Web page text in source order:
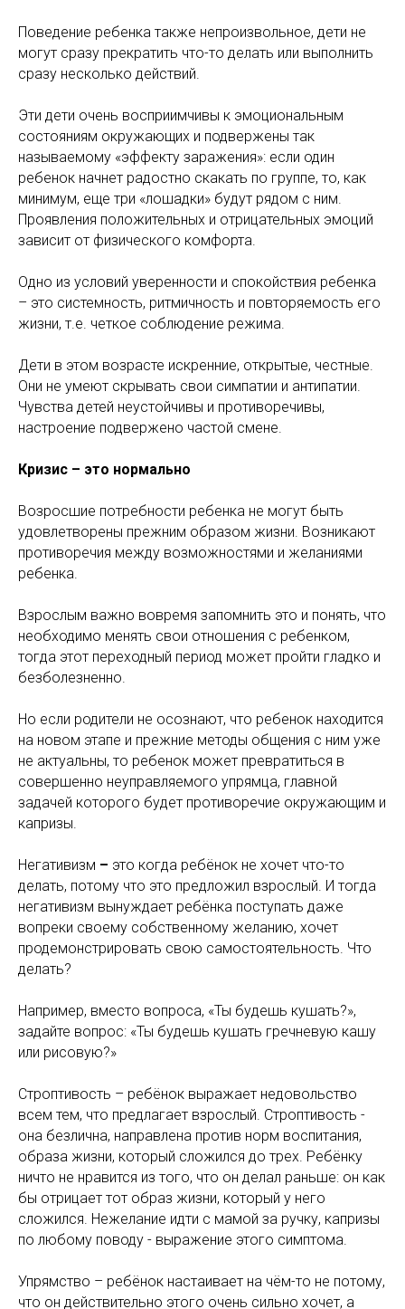
Поведение ребенка также непроизвольное, дети не
могут сразу прекратить что-то делать или выполнить
сразу несколько действий.
Эти дети очень восприимчивы к эмоциональным
состояниям окружающих и подвержены так
называемому «эффекту заражения»: если один
ребенок начнет радостно скакать по группе, то, как
минимум, еще три «лошадки» будут рядом с ним.
Проявления положительных и отрицательных эмоций
зависит от физического комфорта.
Одно из условий уверенности и спокойствия ребенка
– это системность, ритмичность и повторяемость его
жизни, т.е. четкое соблюдение режима.
Дети в этом возрасте искренние, открытые, честные.
Они не умеют скрывать свои симпатии и антипатии.
Чувства детей неустойчивы и противоречивы,
настроение подвержено частой смене.
Кризис – это нормально
Возросшие потребности ребенка не могут быть
удовлетворены прежним образом жизни. Возникают
противоречия между возможностями и желаниями
ребенка.
Взрослым важно вовремя запомнить это и понять, что
необходимо менять свои отношения с ребенком,
тогда этот переходный период может пройти гладко и
безболезненно.
Но если родители не осознают, что ребенок находится
на новом этапе и прежние методы общения с ним уже
не актуальны, то ребенок может превратиться в
совершенно неуправляемого упрямца, главной
задачей которого будет противоречие окружающим и
капризы.
Негативизм – это когда ребёнок не хочет что-то
делать, потому что это предложил взрослый. И тогда
негативизм вынуждает ребёнка поступать даже
вопреки своему собственному желанию, хочет
продемонстрировать свою самостоятельность. Что
делать?
Например, вместо вопроса, «Ты будешь кушать?»,
задайте вопрос: «Ты будешь кушать гречневую кашу
или рисовую?»
Строптивость – ребёнок выражает недовольство
всем тем, что предлагает взрослый. Строптивость -
она безлична, направлена против норм воспитания,
образа жизни, который сложился до трех. Ребёнку
ничто не нравится из того, что он делал раньше: он как
бы отрицает тот образ жизни, который у него
сложился. Нежелание идти с мамой за ручку, капризы
по любому поводу - выражение этого симптома.
Упрямство – ребёнок настаивает на чём-то не потому,
что он действительно этого очень сильно хочет, а